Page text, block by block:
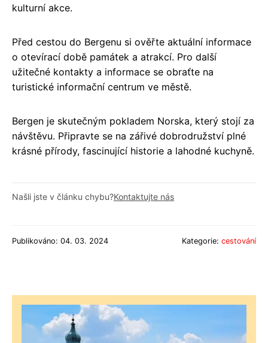
kulturní akce.
Před cestou do Bergenu si ověřte aktuální informace
o otevírací době památek a atrakcí. Pro další
užitečné kontakty a informace se obraťte na
turistické informační centrum ve městě.
Bergen je skutečným pokladem Norska, který stojí za
návštěvu. Připravte se na zářivé dobrodružství plné
krásné přírody, fascinující historie a lahodné kuchyně.
Našli jste v článku chybu?Kontaktujte nás
Publikováno: 04. 03. 2024 Kategorie: cestování